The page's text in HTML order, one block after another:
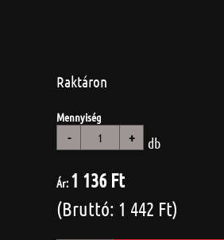
Raktáron
Mennyiség
- + db
Ár: 1 136 Ft
(Bruttó: 1 442 Ft)